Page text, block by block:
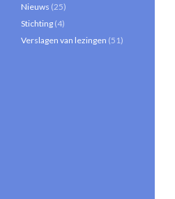
Nieuws (25)
Stichting (4)
Verslagen van lezingen (51)